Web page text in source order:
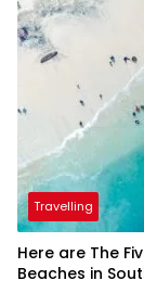
Travelling
Here are The
Beaches in